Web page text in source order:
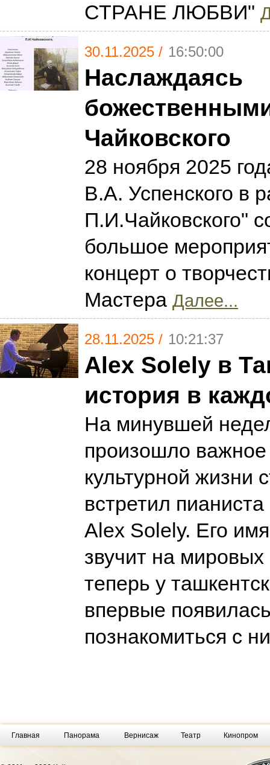
СТРАНЕ ЛЮБВИ"
30.11.2025 / 16:50:00
Наслаждаясь
Чайковского
28 ноября 2025
В.А. Успенского в
П.И.Чайковского"
большое
концерт о
Мастера Далее...
28.11.2025 / 10:21:37
Alex Solely в
история в
На минувшей
произошло
культурной жизни
встретил
Alex Solely. Его
звучит на
теперь у
впервые
познакомиться с
Главная Панорама Вернисаж Театр Кинопром